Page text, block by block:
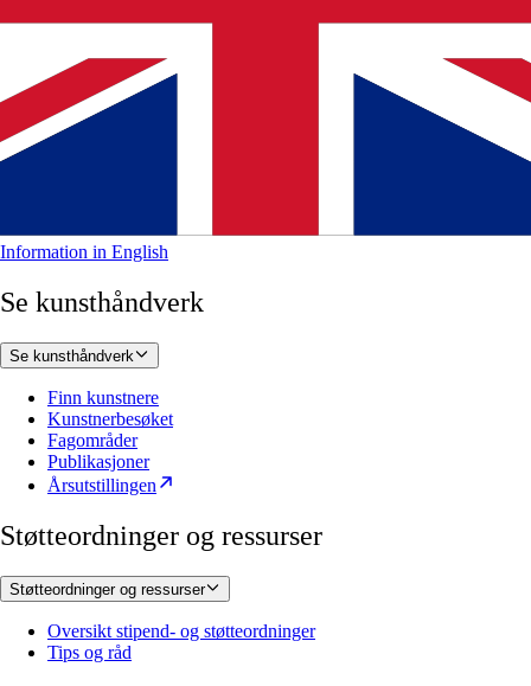
Information in English
Se kunsthåndverk
Se kunsthåndverk
Finn kunstnere
Kunstnerbesøket
Fagområder
Publikasjoner
Årsutstillingen
Støtteordninger og ressurser
Støtteordninger og ressurser
Oversikt stipend- og støtteordninger
Tips og råd